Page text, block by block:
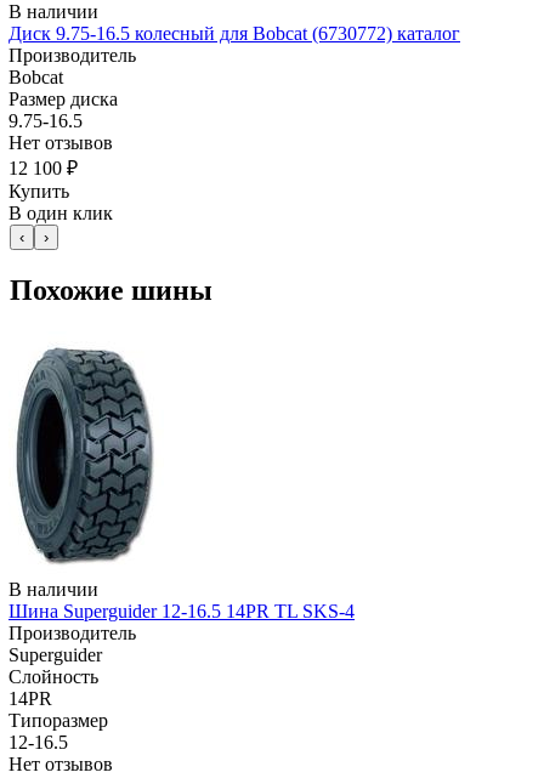
В наличии
Диск 9.75-16.5 колесный для Bobcat (6730772) каталог
Производитель
Bobcat
Размер диска
9.75-16.5
Нет отзывов
12 100 ₽
Купить
В один клик
‹ ›
Похожие шины
В наличии
Шина Superguider 12-16.5 14PR TL SKS-4
Производитель
Superguider
Слойность
14PR
Типоразмер
12-16.5
Нет отзывов